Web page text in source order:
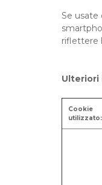
Se usate
riflettere
Ulteriori
Cookie
utilizzato: